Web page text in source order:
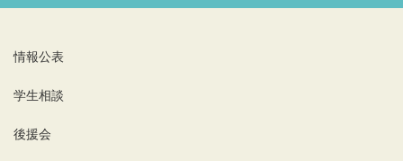
情報公表
学生相談
後援会